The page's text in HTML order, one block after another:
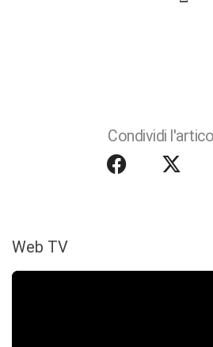
Condividi
Web TV